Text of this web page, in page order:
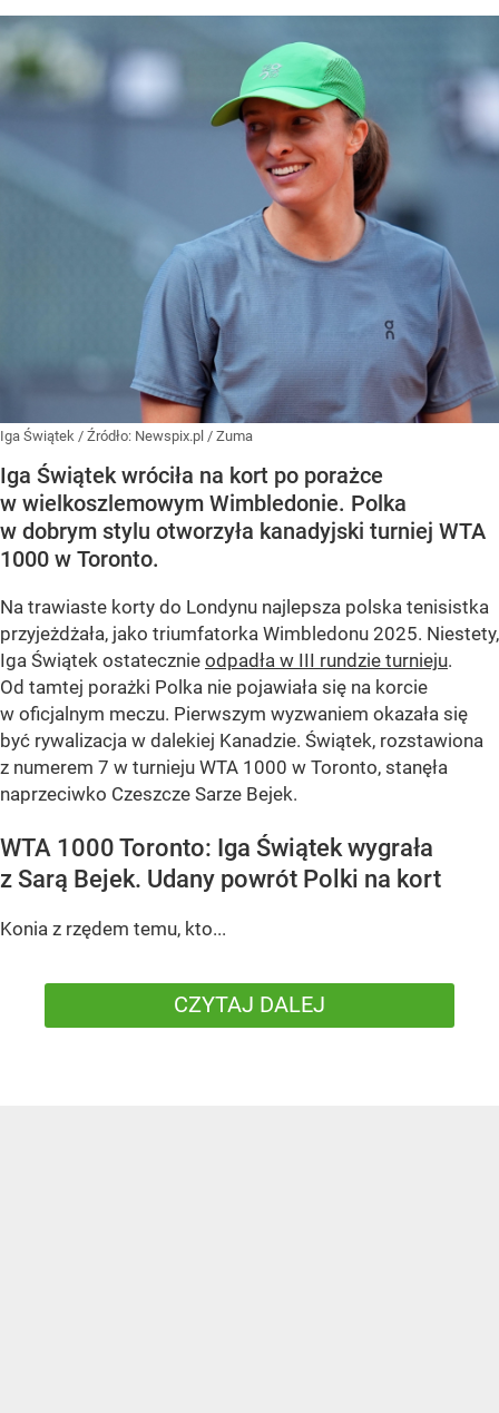
Iga Świątek / Źródło: Newspix.pl / Zuma
Iga Świątek wróciła na kort po porażce
w wielkoszlemowym Wimbledonie. Polka
w dobrym stylu otworzyła kanadyjski turniej WTA
1000 w Toronto.
Na trawiaste korty do Londynu najlepsza polska tenisistka
przyjeżdżała, jako triumfatorka Wimbledonu 2025. Niestety,
Iga Świątek ostatecznie odpadła w III rundzie turnieju.
Od tamtej porażki Polka nie pojawiała się na korcie
w oficjalnym meczu. Pierwszym wyzwaniem okazała się
być rywalizacja w dalekiej Kanadzie. Świątek, rozstawiona
z numerem 7 w turnieju WTA 1000 w Toronto, stanęła
naprzeciwko Czeszcze Sarze Bejek.
WTA 1000 Toronto: Iga Świątek wygrała
z Sarą Bejek. Udany powrót Polki na kort
Konia z rzędem temu, kto...
CZYTAJ DALEJ